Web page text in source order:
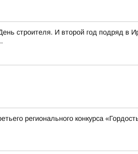
строителя. И второй год подряд в
регионального конкурса